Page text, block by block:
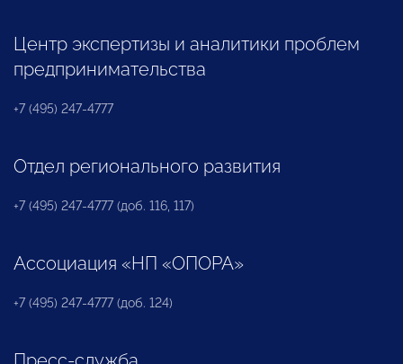
Центр экспертизы и аналитики проблем
предпринимательства
+7 (495) 247-4777
Отдел регионального развития
+7 (495) 247-4777 (доб. 116, 117)
Ассоциация «НП «ОПОРА»
+7 (495) 247-4777 (доб. 124)